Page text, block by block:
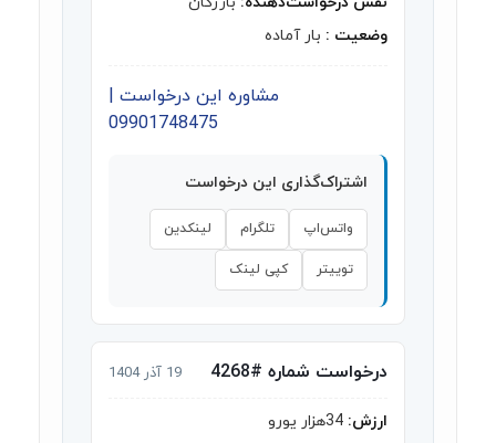
وضعیت : بار آماده
مشاوره این درخواست |
09901748475
اشتراک‌گذاری این درخواست
واتس‌اپ تلگرام لینکدین
توییتر کپی لینک
درخواست شماره #4268 19 آذر 1404
ارزش: